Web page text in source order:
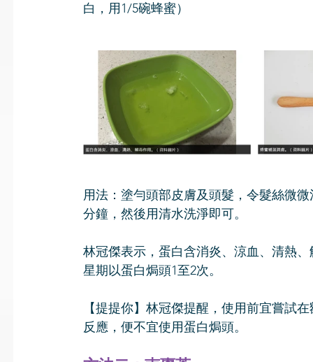
白，用1/5碗蜂蜜）
用法：塗勻頭部皮膚及頭髮，令髮絲微
分鐘，然後用清水洗淨即可。
林冠傑表示，蛋白含消炎、涼血、清熱
星期以蛋白焗頭1至2次。
【提提你】林冠傑提醒，使用前宜嘗試
反應，便不宜使用蛋白焗頭。